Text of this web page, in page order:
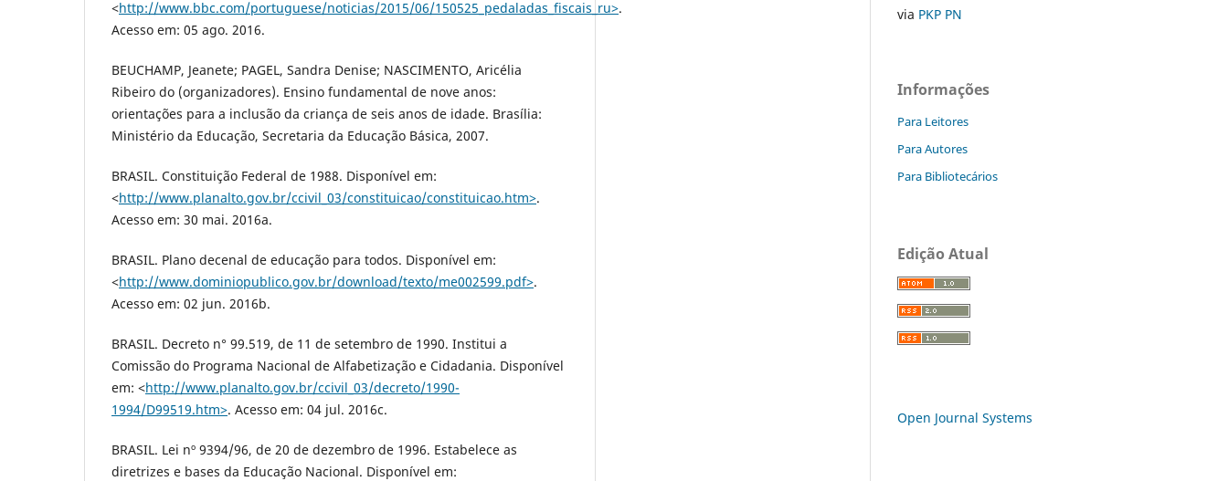
˂http://www.bbc.com/portuguese/noticias/2015/06/150525_pedaladas_fiscais_ru˃.
Acesso em: 05 ago. 2016.
BEUCHAMP, Jeanete; PAGEL, Sandra Denise; NASCIMENTO, Aricélia
Ribeiro do (organizadores). Ensino fundamental de nove anos:
orientações para a inclusão da criança de seis anos de idade. Brasília:
Ministério da Educação, Secretaria da Educação Básica, 2007.
BRASIL. Constituição Federal de 1988. Disponível em:
˂http://www.planalto.gov.br/ccivil_03/constituicao/constituicao.htm˃.
Acesso em: 30 mai. 2016a.
BRASIL. Plano decenal de educação para todos. Disponível em:
˂http://www.dominiopublico.gov.br/download/texto/me002599.pdf˃.
Acesso em: 02 jun. 2016b.
BRASIL. Decreto n° 99.519, de 11 de setembro de 1990. Institui a
Comissão do Programa Nacional de Alfabetização e Cidadania. Disponível
em: ˂http://www.planalto.gov.br/ccivil_03/decreto/1990-
1994/D99519.htm˃. Acesso em: 04 jul. 2016c.
BRASIL. Lei nº 9394/96, de 20 de dezembro de 1996. Estabelece as
diretrizes e bases da Educação Nacional. Disponível em:
via PKP PN
Informações
Para Leitores
Para Autores
Para Bibliotecários
Edição Atual
Open Journal Systems